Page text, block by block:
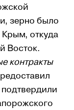
зерно было
Крым, откуда
Восток.
контракты